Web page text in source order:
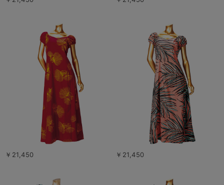
￥21,450 ￥21,450